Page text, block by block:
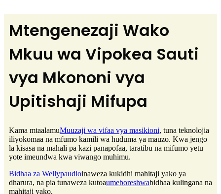
Mtengenezaji Wako
Mkuu wa Vipokea Sauti
vya Mkononi vya
Upitishaji Mifupa
Kama mtaalamuMuuzaji wa vifaa vya masikioni, tuna teknolojia
iliyokomaa na mfumo kamili wa huduma ya mauzo. Kwa jengo
la kisasa na mahali pa kazi panapofaa, taratibu na mifumo yetu
yote imeundwa kwa viwango muhimu.
Bidhaa za Wellypaudioinaweza kukidhi mahitaji yako ya
dharura, na pia tunaweza kutoaumeboreshwabidhaa kulingana na
mahitaji yako.